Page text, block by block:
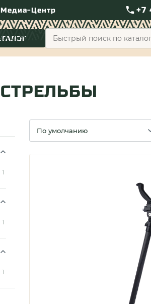
Медиа-Центр +7
1
1
1
Сортировка